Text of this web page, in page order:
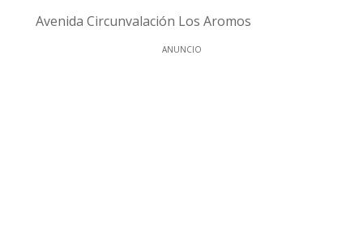
Avenida Circunvalación Los Aromos
ANUNCIO